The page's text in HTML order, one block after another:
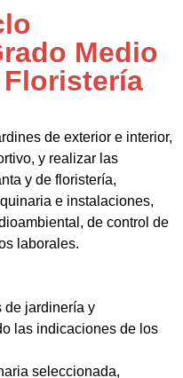
Medio
de exterior e interior,
y realizar las
y de floristería,
e instalaciones,
de control de
laborales.
de jardinería y
las indicaciones de los
seleccionada,